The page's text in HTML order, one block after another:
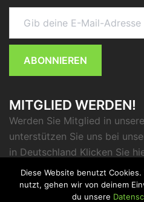
Gib deine E-Mail-Adresse ein ...
ABONNIEREN
MITGLIED WERDEN!
Werden Sie Mitglied in
unterstützen Sie uns bei
in Deutschland Klicken Sie
Diese Website benutzt
nutzt, gehen wir von deinem
du unsere